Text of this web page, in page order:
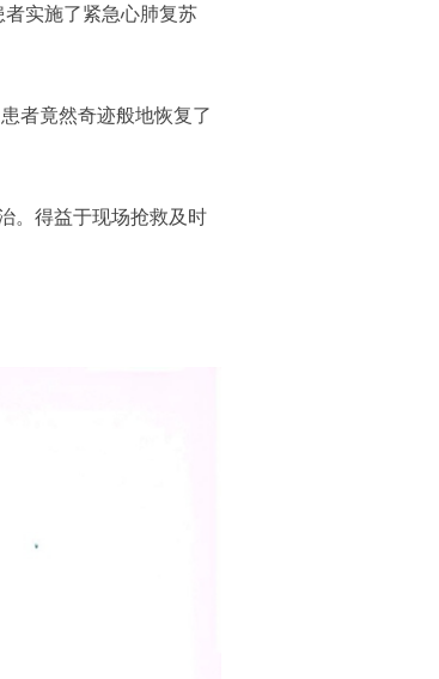
实施了紧急心肺复苏
者竟然奇迹般地恢复了
。得益于现场抢救及时